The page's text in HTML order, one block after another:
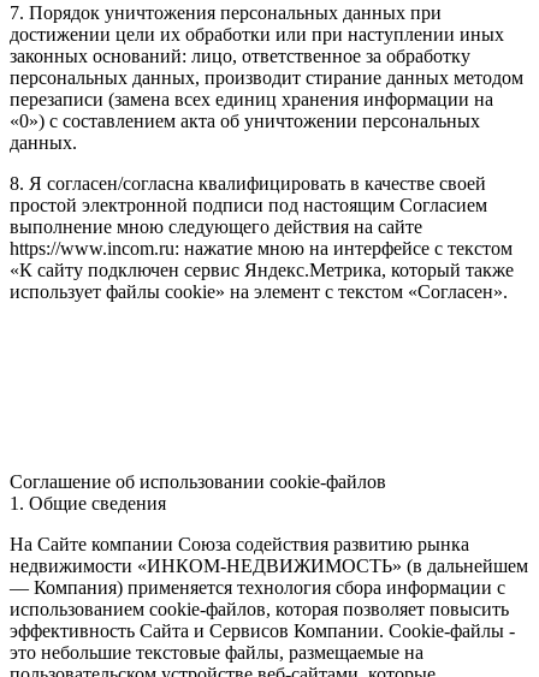
7. Порядок уничтожения персональных данных при
достижении цели их обработки или при наступлении иных
законных оснований: лицо, ответственное за обработку
персональных данных, производит стирание данных методом
перезаписи (замена всех единиц хранения информации на
«0») с составлением акта об уничтожении персональных
данных.
8. Я согласен/согласна квалифицировать в качестве своей
простой электронной подписи под настоящим Согласием
выполнение мною следующего действия на сайте
https://www.incom.ru: нажатие мною на интерфейсе с текстом
«К сайту подключен сервис Яндекс.Метрика, который также
использует файлы cookie» на элемент с текстом «Согласен».
Соглашение об использовании cookie-файлов
1. Общие сведения
На Сайте компании Союза содействия развитию рынка
недвижимости «ИНКОМ-НЕДВИЖИМОСТЬ» (в дальнейшем
— Компания) применяется технология сбора информации с
использованием cookie-файлов, которая позволяет повысить
эффективность Сайта и Сервисов Компании. Сookie-файлы -
это небольшие текстовые файлы, размещаемые на